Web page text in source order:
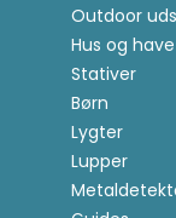
Outdoor
Hus og have
Stativer
Børn
Lygter
Lupper